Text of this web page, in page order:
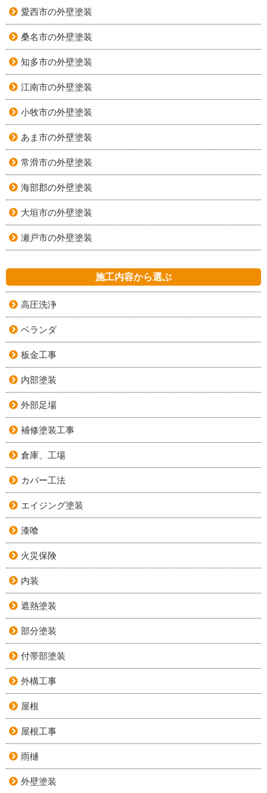
愛西市の外壁塗装
桑名市の外壁塗装
知多市の外壁塗装
江南市の外壁塗装
小牧市の外壁塗装
あま市の外壁塗装
常滑市の外壁塗装
海部郡の外壁塗装
大垣市の外壁塗装
瀬戸市の外壁塗装
施工内容から選ぶ
高圧洗浄
ベランダ
板金工事
内部塗装
外部足場
補修塗装工事
倉庫、工場
カバー工法
エイジング塗装
漆喰
火災保険
内装
遮熱塗装
部分塗装
付帯部塗装
外構工事
屋根
屋根工事
雨樋
外壁塗装